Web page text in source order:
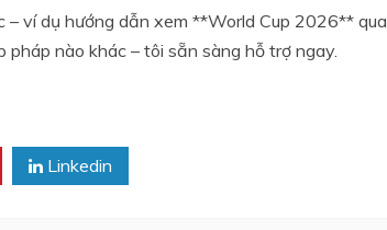
ví dụ hướng dẫn xem **World Cup 2026** qua
nào khác – tôi sẵn sàng hỗ trợ ngay.
Linkedin